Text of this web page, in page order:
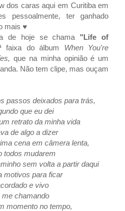
dos caras aqui em Curitiba em
pessoalmente, ter ganhado
mais ♥
de hoje se chama "Life of
faixa do álbum When You're
que na minha opinião é um
Não tem clipe, mas ouçam
passos deixados para trás,
que eu dei
retrato da minha vida
de algo a dizer
cena em câmera lenta,
todos mudarem
sem volta a partir daqui
motivos para ficar
e vivo
me chamando
momento no tempo,